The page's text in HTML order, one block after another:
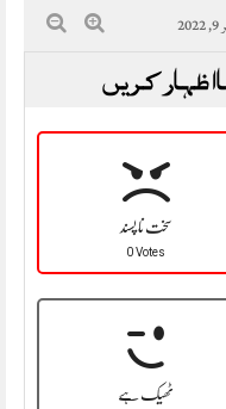
اظہار کریں
سخت نا پسند
0 Votes
ٹھیک ہے